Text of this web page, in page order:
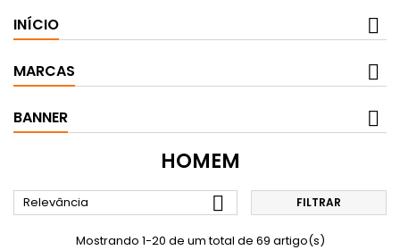
INÍCIO
MARCAS
BANNER
HOMEM
Relevância  FILTRAR
Mostrando 1-20 de um total de 69 artigo(s)